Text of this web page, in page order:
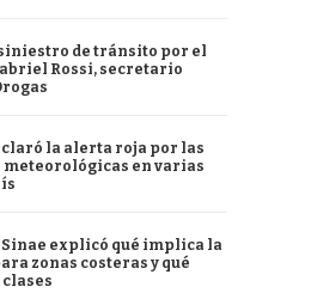
siniestro de tránsito por el
Rossi, secretario
la alerta roja por las
meteorológicas en varias
explicó qué implica la
zonas costeras y qué
clases